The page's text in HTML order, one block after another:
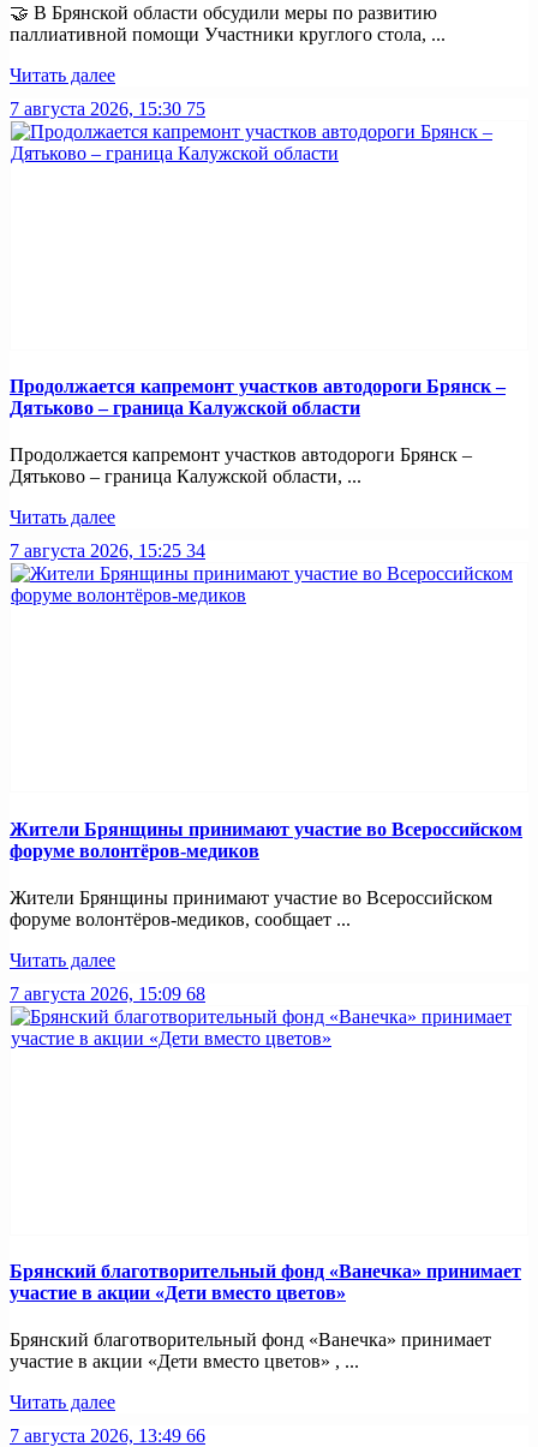
🤝 В Брянской области обсудили меры по развитию
паллиативной помощи Участники круглого стола, ...
Читать далее
7 августа 2026, 15:30 75
Продолжается капремонт участков автодороги Брянск –
Дятьково – граница Калужской области
Продолжается капремонт участков автодороги Брянск –
Дятьково – граница Калужской области, ...
Читать далее
7 августа 2026, 15:25 34
Жители Брянщины принимают участие во Всероссийском
форуме волонтёров-медиков
Жители Брянщины принимают участие во Всероссийском
форуме волонтёров-медиков, сообщает ...
Читать далее
7 августа 2026, 15:09 68
Брянский благотворительный фонд «Ванечка» принимает
участие в акции «Дети вместо цветов»
Брянский благотворительный фонд «Ванечка» принимает
участие в акции «Дети вместо цветов» , ...
Читать далее
7 августа 2026, 13:49 66